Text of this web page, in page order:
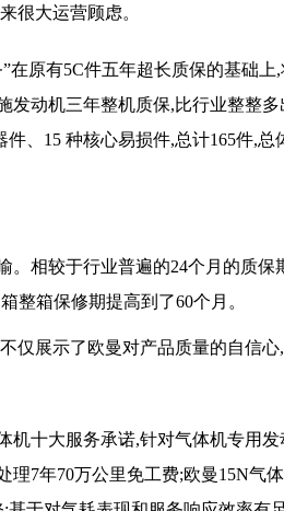
很大运营顾虑。
原有5C件五年超长质保的基础上,
动机三年整机质保,比行业整整
、15 种核心易损件,总计165件,
相较于行业普遍的24个月的质保
整箱保修期提高到了60个月。
仅展示了欧曼对产品质量的自信
机十大服务承诺,针对气体机专用
7年70万公里免工费;欧曼15N气